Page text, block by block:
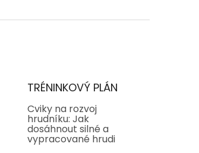
TRÉNINKOVÝ PLÁN
Cviky na rozvoj
hrudníku: Jak
dosáhnout silné a
vypracované hrudi